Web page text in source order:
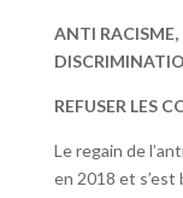
ANTI RACISME,
REFUSER LES
Le regain de
en 2018 et